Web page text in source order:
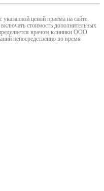
указанной ценой приёма на сайте.
стоимость дополнительных
врачом клиники ООО
непосредственно во время